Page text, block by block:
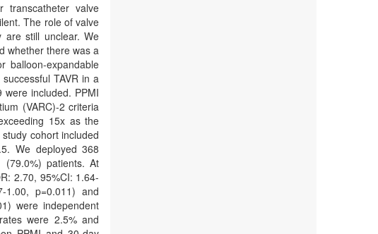
transcatheter valve
The role of valve
are still unclear. We
whether there was a
balloon-expandable
TAVR in a
included. PPMI
(VARC)-2 criteria
15x as the
cohort included
We deployed 368
patients. At
2.70, 95%CI: 1.64-
1.00, p=0.011) and
were independent
were 2.5% and